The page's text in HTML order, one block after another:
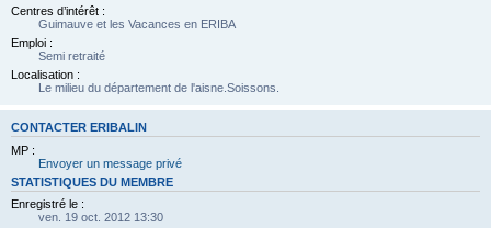
Centres d’intérêt :
Guimauve et les Vacances en ERIBA
Emploi :
Semi retraité
Localisation :
Le milieu du département de l'aisne.Soissons.
CONTACTER ERIBALIN
MP :
Envoyer un message privé
STATISTIQUES DU MEMBRE
Enregistré le :
ven. 19 oct. 2012 13:30